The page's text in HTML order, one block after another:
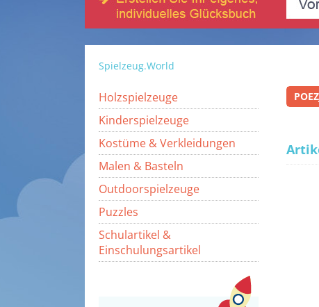
Spielzeug.World
Holzspielzeuge
Kinderspielzeuge
Kostüme & Verkleidungen
Malen & Basteln
Outdoorspielzeuge
Puzzles
Schulartikel &
Einschulungsartikel